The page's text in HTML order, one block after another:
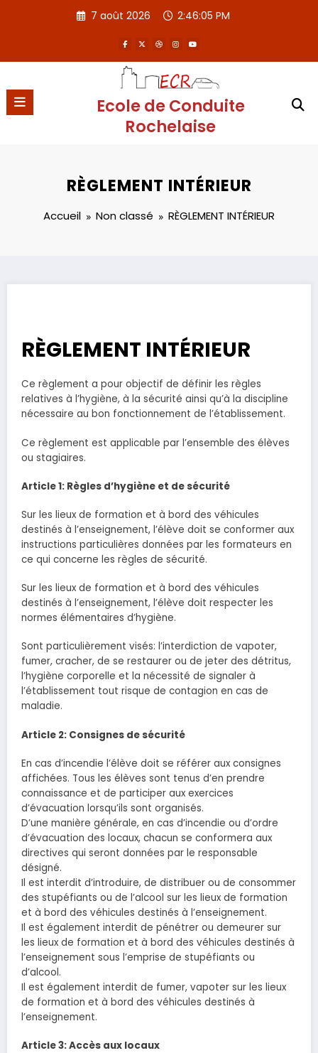
7 août 2026 2:46:06 PM
Ecole de Conduite
Rochelaise
RÈGLEMENT INTÉRIEUR
Accueil Non classé RÈGLEMENT INTÉRIEUR
RÈGLEMENT INTÉRIEUR
Ce règlement a pour objectif de définir les règles
relatives à l’hygiène, à la sécurité ainsi qu’à la discipline
nécessaire au bon fonctionnement de l’établissement.
Ce règlement est applicable par l’ensemble des élèves
ou stagiaires.
Article 1: Règles d’hygiène et de sécurité
Sur les lieux de formation et à bord des véhicules
destinés à l’enseignement, l’élève doit se conformer aux
instructions particulières données par les formateurs en
ce qui concerne les règles de sécurité.
Sur les lieux de formation et à bord des véhicules
destinés à l’enseignement, l’élève doit respecter les
normes élémentaires d’hygiène.
Sont particulièrement visés: l’interdiction de vapoter,
fumer, cracher, de se restaurer ou de jeter des détritus,
l’hygiène corporelle et la nécessité de signaler à
l’établissement tout risque de contagion en cas de
maladie.
Article 2: Consignes de sécurité
En cas d’incendie l’élève doit se référer aux consignes
affichées. Tous les élèves sont tenus d’en prendre
connaissance et de participer aux exercices
d’évacuation lorsqu’ils sont organisés.
D’une manière générale, en cas d’incendie ou d’ordre
d’évacuation des locaux, chacun se conformera aux
directives qui seront données par le responsable
désigné.
Il est interdit d’introduire, de distribuer ou de consommer
des stupéfiants ou de l’alcool sur les lieux de formation
et à bord des véhicules destinés à l’enseignement.
Il est également interdit de pénétrer ou demeurer sur
les lieux de formation et à bord des véhicules destinés à
l’enseignement sous l’emprise de stupéfiants ou
d’alcool.
Il est également interdit de fumer, vapoter sur les lieux
de formation et à bord des véhicules destinés à
l’enseignement.
Article 3: Accès aux locaux